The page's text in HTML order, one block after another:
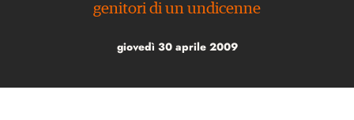
genitori di un undicenne
giovedì 30 aprile 2009